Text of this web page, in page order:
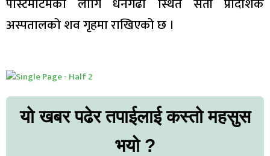
अस्पतालको शव गृहमा राखिएको छ ।
यो खबर पढेर तपाईलाई कस्तो महसुस
भयो ?